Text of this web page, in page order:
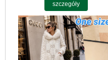
szczegóły